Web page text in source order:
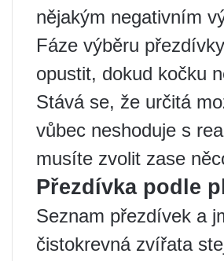
nějakým negativním
Fáze výběru
opustit, dokud kočku
Stává se, že určitá
vůbec neshoduje s
musíte zvolit zase
Přezdívka podle
Seznam přezdívek a
čistokrevná zvířata